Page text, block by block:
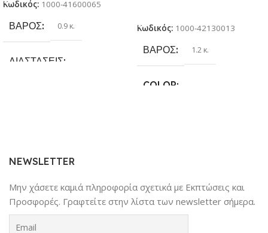
για παιδιά 3 + ετών
Κωδικός: 1000-41600065
ΒΆΡΟΣ 0.9 κ.
ΔΙΑΣΤΆΣΕΙΣ
Sundaymot
Κωδικός: 1000-42130013
ΒΆΡΟΣ 1.2 κ.
COLOR
NEWSLETTER
Μην χάσετε καμιά πληροφορία σχετικά με Εκπτώσεις και
Προσφορές. Γραφτείτε στην λίστα των newsletter σήμερα.